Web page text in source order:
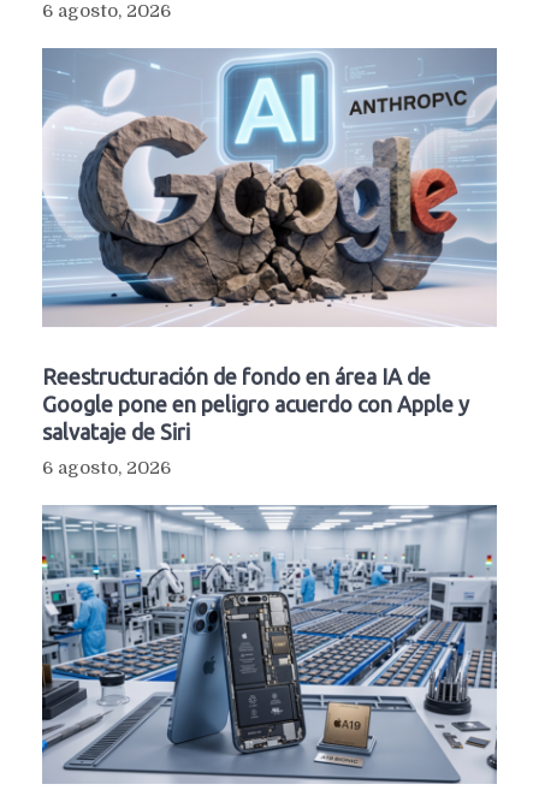
6 agosto, 2026
Reestructuración de fondo en área IA de
Google pone en peligro acuerdo con Apple y
salvataje de Siri
6 agosto, 2026